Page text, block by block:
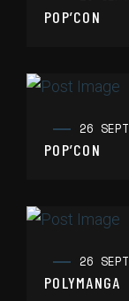
POP’CON
26
POP’CON
26
POLYMANGA